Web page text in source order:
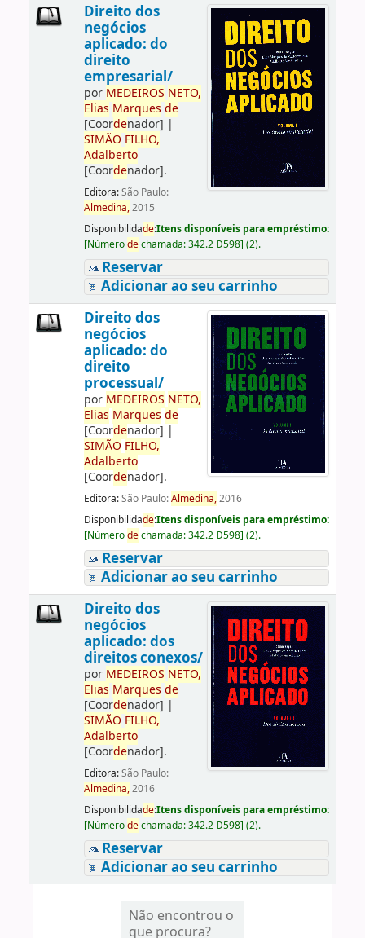
Direito dos
negócios
aplicado: do
direito
empresarial/
por MEDEIROS NETO,
Elias Marques de
[Coordenador] |
SIMÃO FILHO,
Adalberto
[Coordenador].
Editora:São Paulo:
Almedina,2015
Disponibilidade:Itens disponíveis para empréstimo:
[Númerodechamada:342.2 D598] (2).
Reservar
Adicionar ao seu carrinho
Direito dos
negócios
aplicado: do
direito
processual/
por MEDEIROS NETO,
Elias Marques de
[Coordenador] |
SIMÃO FILHO,
Adalberto
[Coordenador].
Editora:São Paulo:Almedina,2016
Disponibilidade:Itens disponíveis para empréstimo:
[Númerodechamada:342.2 D598] (2).
Reservar
Adicionar ao seu carrinho
Direito dos
negócios
aplicado: dos
direitos conexos/
por MEDEIROS NETO,
Elias Marques de
[Coordenador] |
SIMÃO FILHO,
Adalberto
[Coordenador].
Editora:São Paulo:
Almedina,2016
Disponibilidade:Itens disponíveis para empréstimo:
[Númerodechamada:342.2 D598] (2).
Reservar
Adicionar ao seu carrinho
Não encontrou o
que procura?